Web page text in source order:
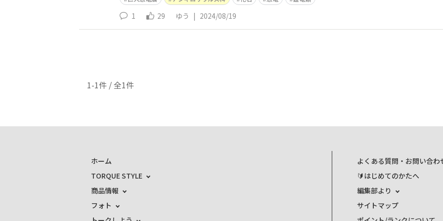
1 29 ゆう | 2024/08/19
1-1件 / 全1件
ホーム
TORQUE STYLE
商品情報
フォト
よくある質問・お問い合わ
🔰はじめてのかたへ
編集部より
サイトマップ